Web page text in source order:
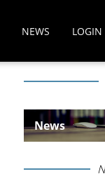
NEWS LOGIN
News